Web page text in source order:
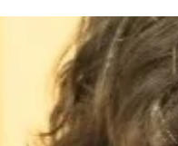
ועוד), והגיעו ל בגרות
לשאלוני בגרות בלשון תשובונים
תרגול דיגיטלי לבגרות קיץ
ומצגות של כל החומר לבגרות
ברו